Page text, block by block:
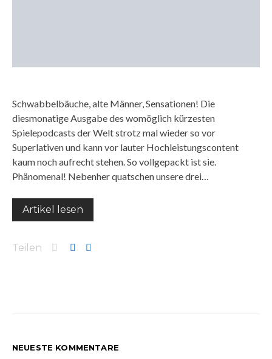
Schwabbelbäuche, alte Männer, Sensationen! Die
diesmonatige Ausgabe des womöglich kürzesten
Spielepodcasts der Welt strotz mal wieder so vor
Superlativen und kann vor lauter Hochleistungscontent
kaum noch aufrecht stehen. So vollgepackt ist sie.
Phänomenal! Nebenher quatschen unsere drei…
Artikel lesen
Teilen
NEUESTE KOMMENTARE